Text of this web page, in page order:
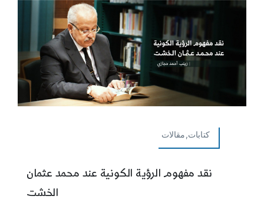
كتابات,مقالات
نقد مفهوم الرؤية الكونية عند محمد عثمان
الخشت